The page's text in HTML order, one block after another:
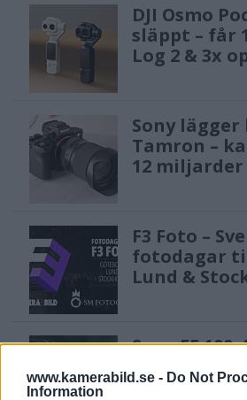
www.kamerabild.se - Do Not
Information
DJI Osmo
släppt – får
Log 2 & 3x
Sony lägger
Tamron –
12
F3 Foto –
fotodagar
Lund &
Sony FE
OSS – lätt
fågel, sport